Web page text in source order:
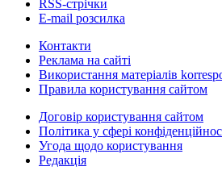
RSS-стрічки
E-mail розсилка
Контакти
Реклама на сайті
Використання матеріалів
Правила користування сайтом
Договір користування сайтом
Політика у сфері
Угода щодо користування
Редакція